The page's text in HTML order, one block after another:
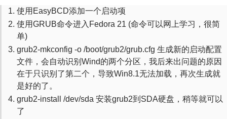
使用EasyBCD添加一个启动项
使用GRUB命令进入Fedora 21 (命令可以网上学习，很简
单)
grub2-mkconfig -o /boot/grub2/grub.cfg 生成新的启动配置
文件，会自动识别Wind的两个分区，我后来出问题的原因
在于只识别了第二个，导致Win8.1无法加载，再次生成就
是好的了。
grub2-install /dev/sda 安装grub2到SDA硬盘，稍等就可以
了